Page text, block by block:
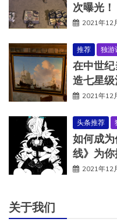
次曝光！
2021年12
推荐 独游
在中世
造七星
2021年12
头条推荐
如何成
线》为
2021年12
关于我们